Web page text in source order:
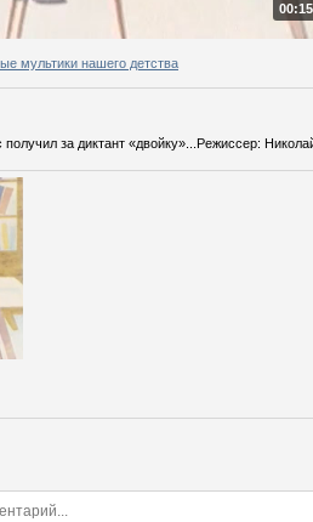
мультики нашего детства
за диктант «двойку»...Режиссер: